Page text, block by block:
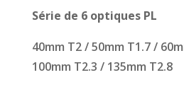
Série de 6 optiques PL
40mm T2 / 50mm T1.7 /
100mm T2.3 / 135mm T2.8